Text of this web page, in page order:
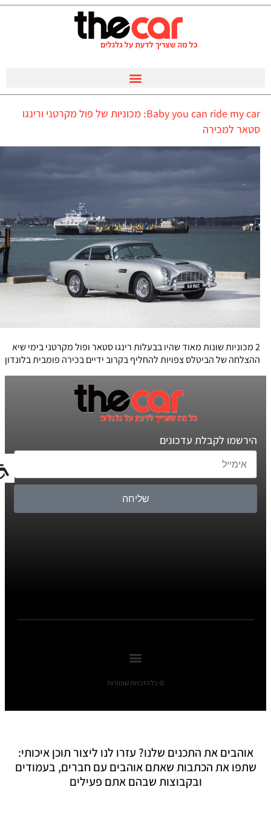
Baby you can ride my car: מכוניות של פול מקרטני ורינגו
סטאר למכירה
2 מכוניות שונות מאוד שהיו בבעלות רינגו סטאר ופול מקרטני בימי שיא
ההצלחה של הביטלס צפויות להחליף בקרוב ידיים בכירה פומבית בלונדון
הירשמו לקבלת עדכונים
שליחה
© כל הזכויות שומורות
אוהבים את התכנים שלנו? עזרו לנו ליצור תוכן איכותי:
שתפו את הכתבות שאתם אוהבים עם חברים, בעמודים
ובקבוצות שבהם אתם פעילים